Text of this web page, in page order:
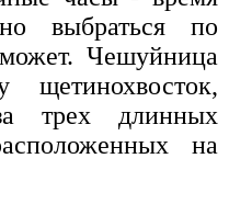
выбраться по
Чешуйница
щетинохвосток,
трех длинных
на